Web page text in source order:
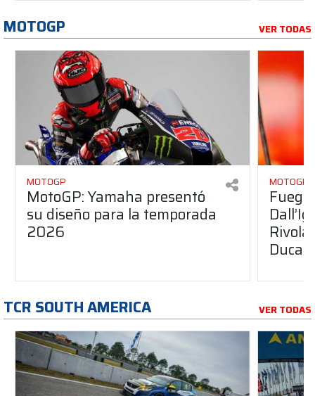
MOTOGP VER TODAS
MOTOGP
MotoGP: Yamaha presentó
su diseño para la temporada
2026
MOTOGP
Ducati
TCR SOUTH AMERICA VER TODAS